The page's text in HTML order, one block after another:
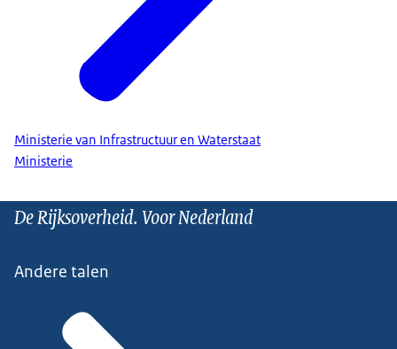
Ministerie van Infrastructuur en Waterstaat
Ministerie
De Rijksoverheid. Voor Nederland
Andere talen